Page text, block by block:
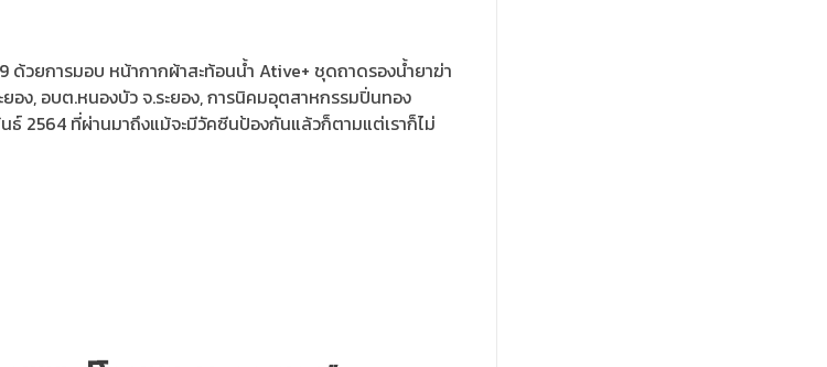
ด้วยการมอบ หน้ากากผ้าสะท้อนน้ำ Ative+ ชุดถาดรองน้ำยาฆ่า
ยอง, อบต.หนองบัว จ.ระยอง, การนิคมอุตสาหกรรมปิ่นทอง
ธ์ 2564 ที่ผ่านมาถึงแม้จะมีวัคซีนป้องกันแล้วก็ตามแต่เราก็ไม่